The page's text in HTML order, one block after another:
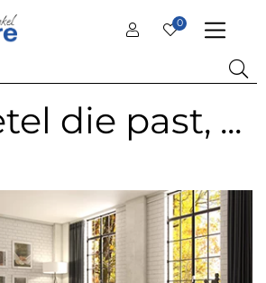
0
die past, ...